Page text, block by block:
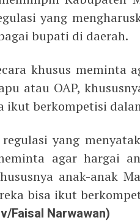
yang
bupati di daerah.
khusus meminta
atau OAP,
ikut berkompetisi
yang
agar hargai
anak-anak
bisa ikut
Faisal Narwawan)